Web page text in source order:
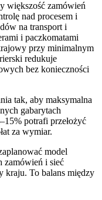
większość zamówień
nad procesem i
na transport i
i paczkomatami
przy minimalnym
redukuje
bez konieczności
tak, aby maksymalna
gabarytach
potrafi przełożyć
za wymiar.
model
zamówień i sieć
kraju. To balans między